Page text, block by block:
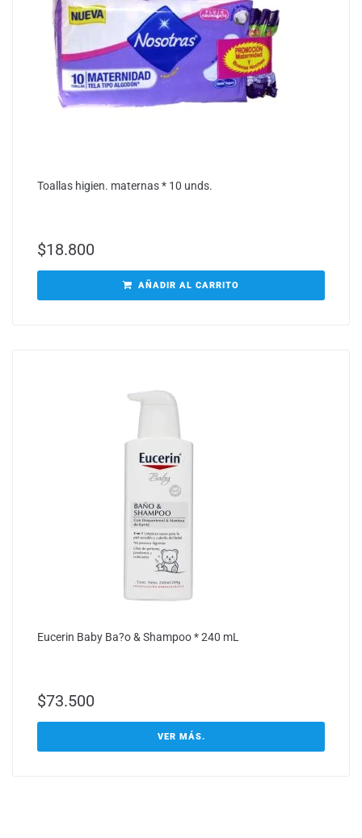
Toallas higien. maternas * 10 unds.
$18.800
AÑADIR AL CARRITO
Eucerin Baby Ba?o & Shampoo * 240 mL
$73.500
VER MÁS.